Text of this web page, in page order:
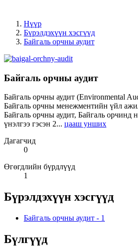
Нүүр
Бүрэлдэхүүн хэсгүүд
Байгаль орчны аудит
Байгаль орчны аудит
Байгаль орчны аудит (Environmental
Байгаль орчны менежментийн үйл
Байгаль орчны аудит, Байгаль орчинд
үнэлгээ гэсэн 2... цааш унших
Дагагчид
0
Өгөгдлийн бүрдлүүд
1
Бүрэлдэхүүн хэсгүүд
Байгаль орчны аудит - 1
Бүлгүүд